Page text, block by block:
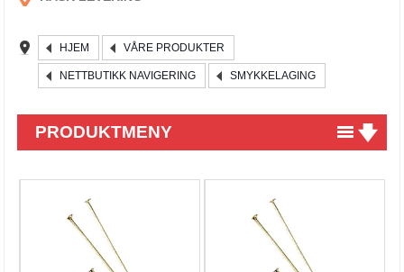
HJEM VÅRE PRODUKTER
NETTBUTIKK NAVIGERING SMYKKELAGING
PRODUKTMENY
Kurs & aktiviteter